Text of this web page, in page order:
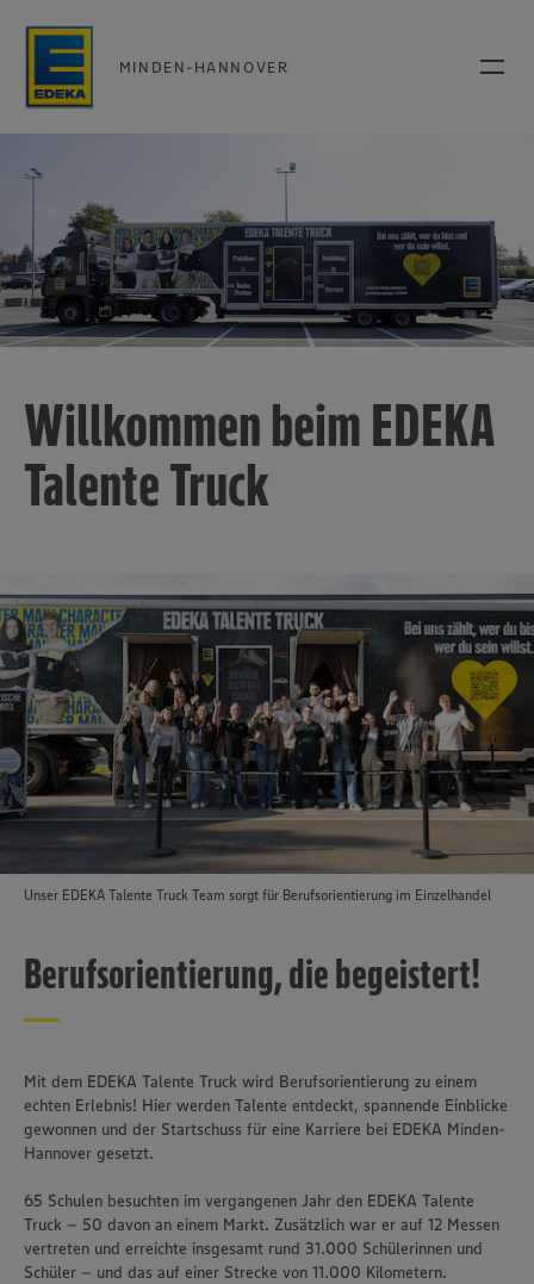
MINDEN-HANNOVER
Willkommen beim EDEKA
Talente Truck
Berufsorientierung, die begeistert!
Mit dem EDEKA Talente Truck wird Berufsorientierung zu einem
echten Erlebnis! Hier werden Talente entdeckt, spannende Einblicke
gewonnen und der Startschuss für eine Karriere bei EDEKA Minden-
Hannover gesetzt.
65 Schulen besuchten im vergangenen Jahr den EDEKA Talente
Truck – 50 davon an einem Markt. Zusätzlich war er auf 12 Messen
vertreten und erreichte insgesamt rund 31.000 Schülerinnen und
Schüler – und das auf einer Strecke von 11.000 Kilometern.
Unser EDEKA Talente Truck Team sorgt für Berufsorientierung im Einzelhandel